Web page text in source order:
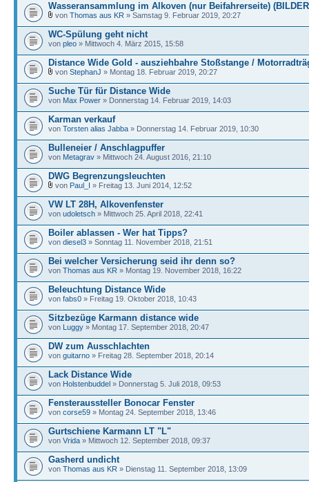
Wasseransammlung im Alkoven (nur Beifahrerseite)
von Thomas aus KR » Samstag 9. Februar 2019, 20:27
WC-Spülung geht nicht
von pleo » Mittwoch 4. März 2015, 15:58
Distance Wide Gold - ausziehbahre Stoßstange /
von StephanJ » Montag 18. Februar 2019, 20:27
Suche Tür für Distance Wide
von Max Power » Donnerstag 14. Februar 2019, 14:03
Karman verkauf
von Torsten alias Jabba » Donnerstag 14. Februar 2019, 10:30
Bulleneier / Anschlagpuffer
von Metagrav » Mittwoch 24. August 2016, 21:10
DWG Begrenzungsleuchten
von Paul_I » Freitag 13. Juni 2014, 12:52
VW LT 28H, Alkovenfenster
von udoletsch » Mittwoch 25. April 2018, 22:41
Boiler ablassen - Wer hat Tipps?
von diesel3 » Sonntag 11. November 2018, 21:51
Bei welcher Versicherung seid ihr denn so?
von Thomas aus KR » Montag 19. November 2018, 16:22
Beleuchtung Distance Wide
von fabs0 » Freitag 19. Oktober 2018, 10:43
Sitzbezüge Karmann distance wide
von Luggy » Montag 17. September 2018, 20:47
DW zum Ausschlachten
von guitarno » Freitag 28. September 2018, 20:14
Lack Distance Wide
von Holstenbuddel » Donnerstag 5. Juli 2018, 09:53
Fensteraussteller Bonocar Fenster
von corse59 » Montag 24. September 2018, 13:46
Gurtschiene Karmann LT "L"
von Vrida » Mittwoch 12. September 2018, 09:37
Gasherd undicht
von Thomas aus KR » Dienstag 11. September 2018, 13:09